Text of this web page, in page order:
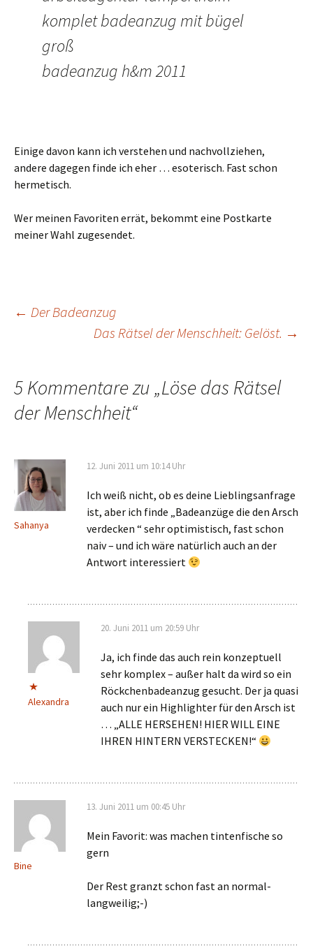
komplet badeanzug mit bügel
groß
badeanzug h&m 2011
Einige davon kann ich verstehen und nachvollziehen,
andere dagegen finde ich eher … esoterisch. Fast schon
hermetisch.
Wer meinen Favoriten errät, bekommt eine Postkarte
meiner Wahl zugesendet.
Beitragsnavigation
← Der Badeanzug
Das Rätsel der Menschheit: Gelöst. →
5 Kommentare zu „Löse das Rätsel
der Menschheit“
Sahanya
12. Juni 2011 um 10:14 Uhr
Ich weiß nicht, ob es deine Lieblingsanfrage
ist, aber ich finde „Badeanzüge die den Arsch
verdecken “ sehr optimistisch, fast schon
naiv – und ich wäre natürlich auch an der
Antwort interessiert
Alexandra
20. Juni 2011 um 20:59 Uhr
Ja, ich finde das auch rein konzeptuell
sehr komplex – außer halt da wird so ein
Röckchenbadeanzug gesucht. Der ja quasi
auch nur ein Highlighter für den Arsch ist
… „ALLE HERSEHEN! HIER WILL EINE
IHREN HINTERN VERSTECKEN!“
Bine
13. Juni 2011 um 00:45 Uhr
Mein Favorit: was machen tintenfische so
gern
Der Rest granzt schon fast an normal-
langweilig;-)